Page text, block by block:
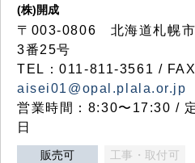
(株)開成
〒003-0806 北海道札幌市
3番25号
TEL：011-811-3561 /
aisei01@opal.plala.or.jp
営業時間：8:30〜17:30 /
日
販売可 工事・取付可